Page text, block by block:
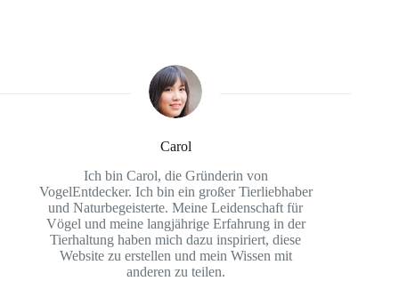
Carol
Ich bin Carol, die Gründerin von
VogelEntdecker. Ich bin ein großer Tierliebhaber
und Naturbegeisterte. Meine Leidenschaft für
Vögel und meine langjährige Erfahrung in der
Tierhaltung haben mich dazu inspiriert, diese
Website zu erstellen und mein Wissen mit
anderen zu teilen.